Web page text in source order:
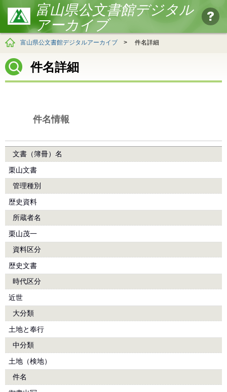
富山県公文書館デジタル
アーカイブ
富山県公文書館デジタルアーカイブ > 件名詳細
件名詳細
件名情報
文書（簿冊）名
栗山文書
管理種別
歴史資料
所蔵者名
栗山茂一
資料区分
歴史文書
時代区分
近世
大分類
土地と奉行
中分類
土地（検地）
件名